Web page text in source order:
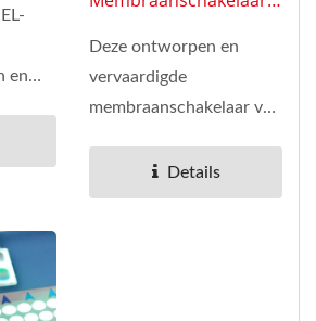
en
Deze ontworpen en
vervaardigde
membraanschakelaar van
Membraanschakelaar is
geïnstalleerd...
Details